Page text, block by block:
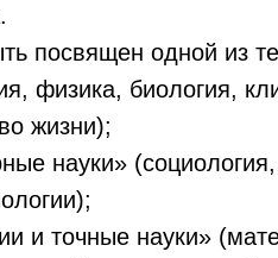
посвящен одной из
биология,
жизни);
науки» (социология,
точные науки»